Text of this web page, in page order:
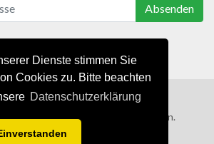
Dienste stimmen Sie
Cookies zu. Bitte beachten
Datenschutzerklärung
Absenden
Alle Rechte von 1000WB vorbehalten.
/Datenschutzerklärung